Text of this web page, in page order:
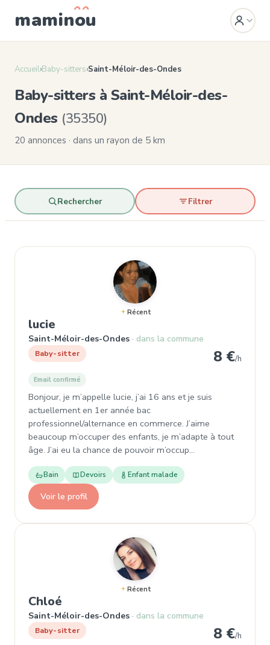
maminou
Accueil›Baby-sitters›Saint-Méloir-des-Ondes
Baby-sitters à Saint-Méloir-des-
Ondes (35350)
20 annonces · dans un rayon de 5 km
Rechercher Filtrer
Récent
lucie
Saint-Méloir-des-Ondes dans la commune
Baby-sitter 8 €/h
Email confirmé
Bonjour, je m’appelle lucie, j’ai 16 ans et je suis
actuellement en 1er année bac
professionnel/alternance en commerce. J’aime
beaucoup m’occuper des enfants, je m’adapte à tout
âge. J’ai eu la chance de pouvoir m’occup…
Bain Devoirs Enfant malade
Voir le profil
Récent
Chloé
Saint-Méloir-des-Ondes dans la commune
Baby-sitter 8 €/h